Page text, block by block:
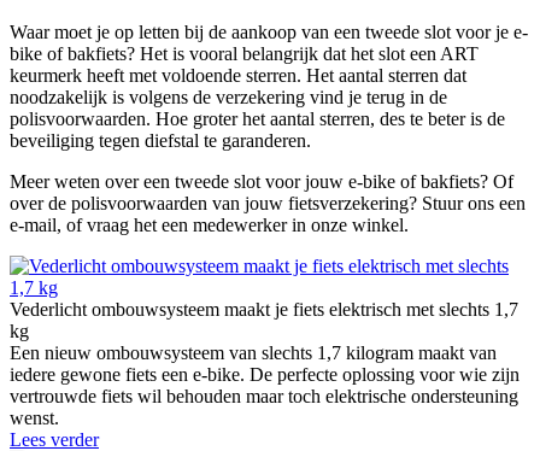
Waar moet je op letten bij de aankoop van een tweede slot voor je e-
bike of bakfiets? Het is vooral belangrijk dat het slot een ART
keurmerk heeft met voldoende sterren. Het aantal sterren dat
noodzakelijk is volgens de verzekering vind je terug in de
polisvoorwaarden. Hoe groter het aantal sterren, des te beter is de
beveiliging tegen diefstal te garanderen.
Meer weten over een tweede slot voor jouw e-bike of bakfiets? Of
over de polisvoorwaarden van jouw fietsverzekering? Stuur ons een
e-mail, of vraag het een medewerker in onze winkel.
Vederlicht ombouwsysteem maakt je fiets elektrisch met slechts 1,7
kg
Een nieuw ombouwsysteem van slechts 1,7 kilogram maakt van
iedere gewone fiets een e-bike. De perfecte oplossing voor wie zijn
vertrouwde fiets wil behouden maar toch elektrische ondersteuning
wenst.
Lees verder